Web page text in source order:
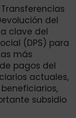
del
clave del
(DPS) para
más
pagos del
actuales,
subsidio